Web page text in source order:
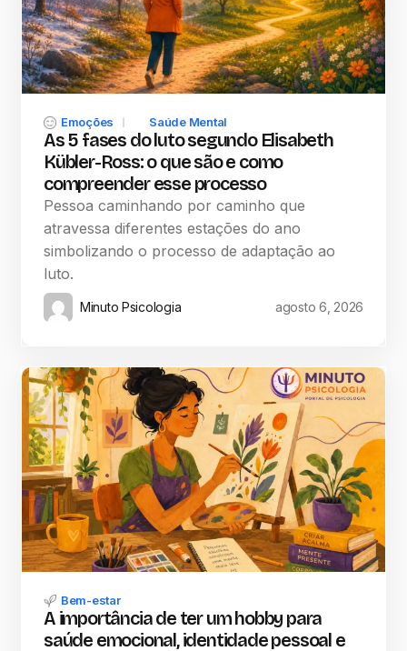
Emoções Saúde Mental
As 5 fases do luto segundo Elisabeth
Kübler-Ross: o que são e como
compreender esse processo
Pessoa caminhando por caminho que
atravessa diferentes estações do ano
simbolizando o processo de adaptação ao
luto.
Minuto Psicologia agosto 6, 2026
Bem-estar
A importância de ter um hobby para
saúde emocional, identidade pessoal e